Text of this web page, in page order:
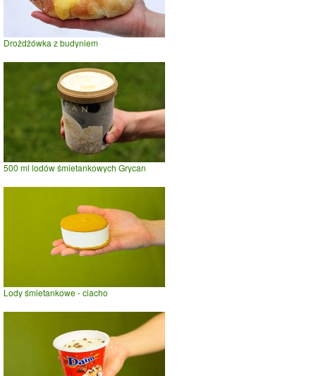
Drożdżówka z budyniem
500 ml lodów śmietankowych Grycan
Lody śmietankowe - ciacho